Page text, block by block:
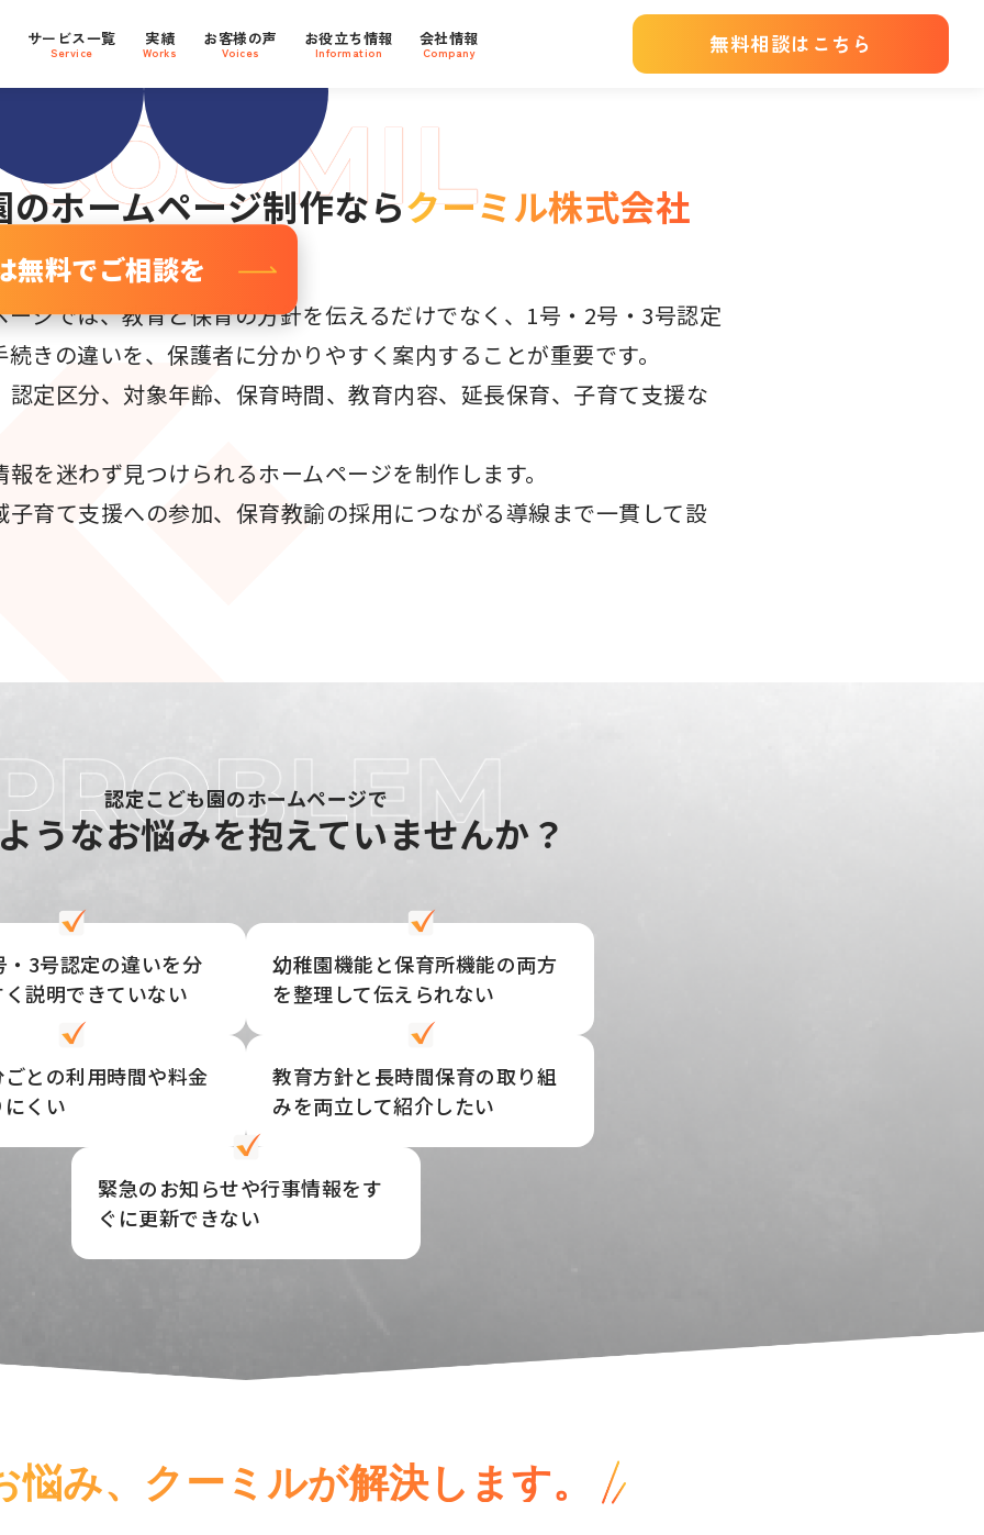
サービス一覧
Service
実績
Works
お客様の声
Voices
お役立ち情報
Information
会社情報
Company 無料相談はこちら
サイト 800社
無料でご相談を
のホームページ制作ならクーミル株式会社
ジでは、教育と保育の方針を伝えるだけでなく、1号・2号・3号認定
きの違いを、保護者に分かりやすく案内することが重要です。
定区分、対象年齢、保育時間、教育内容、延長保育、子育て支援な
を迷わず見つけられるホームページを制作します。
育て支援への参加、保育教諭の採用につながる導線まで一貫して設
認定こども園のホームページで
うなお悩みを抱えていませんか？
・3号認定の違いを分
説明できていない
幼稚園機能と保育所機能の両方
を整理して伝えられない
との利用時間や料金
くい
教育方針と長時間保育の取り組
みを両立して紹介したい
緊急のお知らせや行事情報をす
ぐに更新できない
み、 クーミルが解決します。